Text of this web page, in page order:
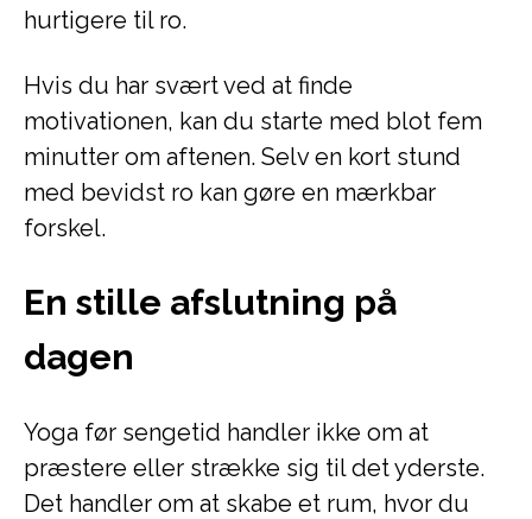
hurtigere til ro.
Hvis du har svært ved at finde
motivationen, kan du starte med blot fem
minutter om aftenen. Selv en kort stund
med bevidst ro kan gøre en mærkbar
forskel.
En stille afslutning på
dagen
Yoga før sengetid handler ikke om at
præstere eller strække sig til det yderste.
Det handler om at skabe et rum, hvor du